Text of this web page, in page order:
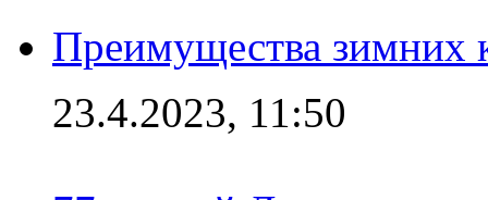
Преимущества зимних
23.4.2023, 11:50